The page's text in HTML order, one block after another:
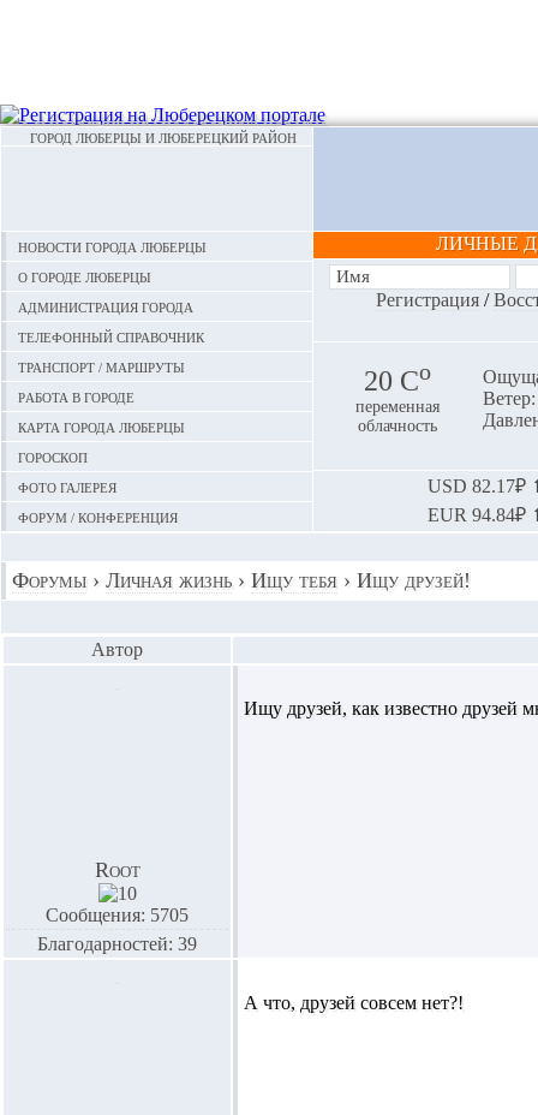
ГОРОД ЛЮБЕРЦЫ И ЛЮБЕРЕЦКИЙ РАЙОН
Новости города Люберцы
О городе Люберцы
Администрация города
Телефонный справочник
Транспорт / маршруты
Работа в городе
Карта города Люберцы
Гороскоп
Фото галерея
Форум / конференция
ЛИЧНЫЕ
Регистрация/
20 Сo
переменная
облачность
USD 82.17₽
EUR 94.84₽
Форумы › Личная жизнь › Ищу тебя › Ищу друзей!
Автор
Root
Сообщения: 5705
Благодарностей: 39
Ищу друзей, как известно друзей
А что, друзей совсем нет?!